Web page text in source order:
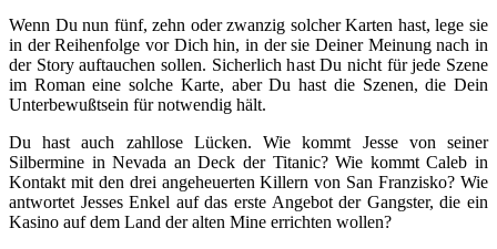
Wenn Du nun fünf, zehn oder zwanzig solcher Karten hast, lege sie
in der Reihenfolge vor Dich hin, in der sie Deiner Meinung nach in
der Story auftauchen sollen. Sicherlich hast Du nicht für jede Szene
im Roman eine solche Karte, aber Du hast die Szenen, die Dein
Unterbewußtsein für notwendig hält.
Du hast auch zahllose Lücken. Wie kommt Jesse von seiner
Silbermine in Nevada an Deck der Titanic? Wie kommt Caleb in
Kontakt mit den drei angeheuerten Killern von San Franzisko? Wie
antwortet Jesses Enkel auf das erste Angebot der Gangster, die ein
Kasino auf dem Land der alten Mine errichten wollen?